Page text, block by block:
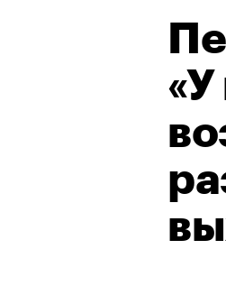
«У